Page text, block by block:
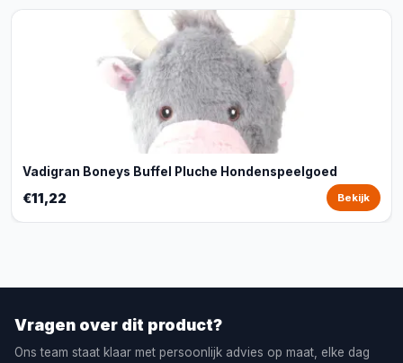
Vadigran Boneys Buffel Pluche Hondenspeelgoed
€11,22 Bekijk
Vragen over dit product?
Ons team staat klaar met persoonlijk advies op maat, elke dag